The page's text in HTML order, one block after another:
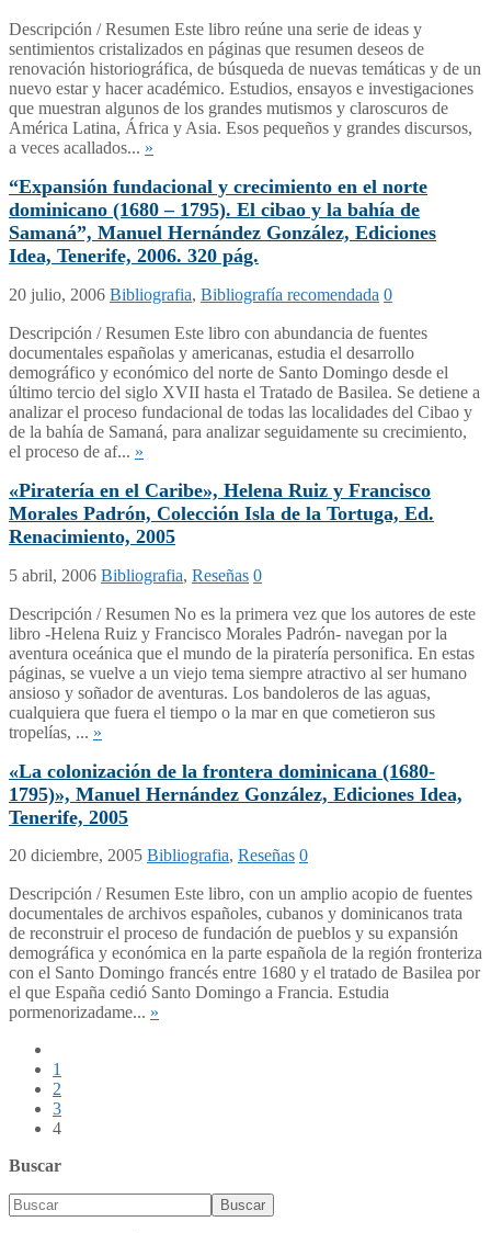
Descripción / Resumen Este libro reúne una serie de ideas y
sentimientos cristalizados en páginas que resumen deseos de
renovación historiográfica, de búsqueda de nuevas temáticas y de un
nuevo estar y hacer académico. Estudios, ensayos e investigaciones
que muestran algunos de los grandes mutismos y claroscuros de
América Latina, África y Asia. Esos pequeños y grandes discursos,
a veces acallados... »
“Expansión fundacional y crecimiento en el norte
dominicano (1680 – 1795). El cibao y la bahía de
Samaná”, Manuel Hernández González, Ediciones
Idea, Tenerife, 2006. 320 pág.
20 julio, 2006 Bibliografia, Bibliografía recomendada 0
Descripción / Resumen Este libro con abundancia de fuentes
documentales españolas y americanas, estudia el desarrollo
demográfico y económico del norte de Santo Domingo desde el
último tercio del siglo XVII hasta el Tratado de Basilea. Se detiene a
analizar el proceso fundacional de todas las localidades del Cibao y
de la bahía de Samaná, para analizar seguidamente su crecimiento,
el proceso de af... »
«Piratería en el Caribe», Helena Ruiz y Francisco
Morales Padrón, Colección Isla de la Tortuga, Ed.
Renacimiento, 2005
5 abril, 2006 Bibliografia, Reseñas 0
Descripción / Resumen No es la primera vez que los autores de este
libro -Helena Ruiz y Francisco Morales Padrón-­ navegan por la
aventura oceánica que el mundo de la piratería personifica. En estas
páginas, se vuelve a un viejo tema siempre atractivo al ser humano
ansioso y soñador de aventuras. Los bandoleros de las aguas,
cualquiera que fuera el tiempo o la mar en que cometieron sus
tropelías, ... »
«La colonización de la frontera dominicana (1680-
1795)», Manuel Hernández González, Ediciones Idea,
Tenerife, 2005
20 diciembre, 2005 Bibliografia, Reseñas 0
Descripción / Resumen Este libro, con un amplio acopio de fuentes
documentales de archivos españoles, cubanos y dominicanos trata
de reconstruir el proceso de fundación de pueblos y su expansión
demográfica y económica en la parte española de la región fronteriza
con el Santo Domingo francés entre 1680 y el tratado de Basilea por
el que España cedió Santo Domingo a Francia. Estudia
pormenorizadame... »
1
2
3
4
Buscar